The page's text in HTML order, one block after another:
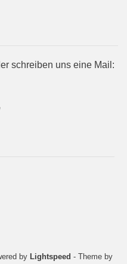
schreiben uns eine Mail:
by Lightspeed - Theme by